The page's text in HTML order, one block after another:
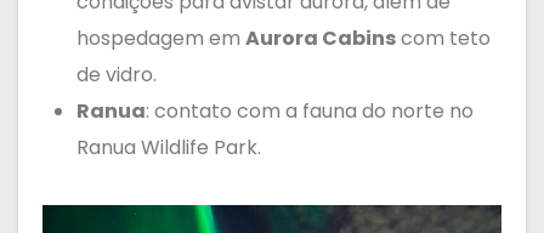
hospedagem em Aurora Cabinscom teto
de vidro.
Ranua: contato com a fauna do norte no
Ranua Wildlife Park.